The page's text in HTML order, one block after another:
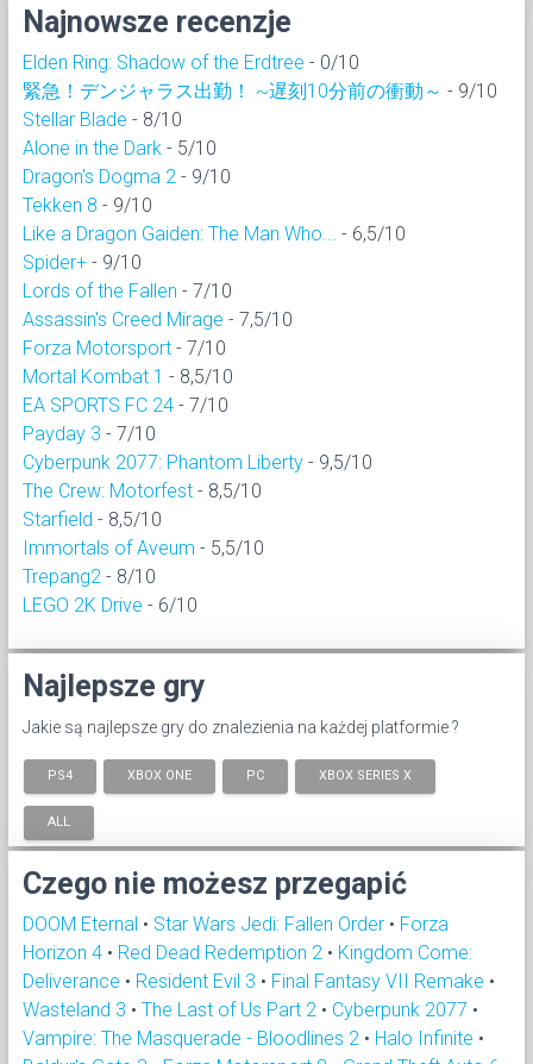
Najnowsze recenzje
Elden Ring: Shadow of the Erdtree - 0/10
緊急！デンジャラス出勤！ ~遅刻10分前の衝動～ - 9/10
Stellar Blade - 8/10
Alone in the Dark - 5/10
Dragon’s Dogma 2 - 9/10
Tekken 8 - 9/10
Like a Dragon Gaiden: The Man Who...
- 6,5/10
Spider+ - 9/10
Lords of the Fallen - 7/10
Assassin's Creed Mirage - 7,5/10
Forza Motorsport - 7/10
Mortal Kombat 1 - 8,5/10
EA SPORTS FC 24 - 7/10
Payday 3 - 7/10
Cyberpunk 2077: Phantom Liberty - 9,5/10
The Crew: Motorfest - 8,5/10
Starfield - 8,5/10
Immortals of Aveum - 5,5/10
Trepang2 - 8/10
LEGO 2K Drive - 6/10
Najlepsze gry
Jakie są najlepsze gry do znalezienia na każdej platformie ?
PS4 XBOX ONE PC XBOX SERIES X
ALL
Czego nie możesz przegapić
DOOM Eternal • Star Wars Jedi: Fallen Order • Forza
Horizon 4 • Red Dead Redemption 2 • Kingdom Come:
Deliverance • Resident Evil 3 • Final Fantasy VII Remake •
Wasteland 3 • The Last of Us Part 2 • Cyberpunk 2077 •
Vampire: The Masquerade - Bloodlines 2 • Halo Infinite •